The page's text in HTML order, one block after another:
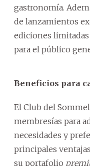
gastronomía.
de lanzamientos
ediciones
para el público
Beneficios para
El Club del
membresías para
necesidades y
principales
su portafolio